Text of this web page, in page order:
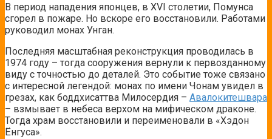
В период нападения японцев, в XVI столетии, Помунса
сгорел в пожаре. Но вскоре его восстановили. Работами
руководил монах Унган.
Последняя масштабная реконструкция проводилась в
1974 году – тогда сооружения вернули к первозданному
виду с точностью до деталей. Это событие тоже связано
с интересной легендой: монах по имени Чонам увидел в
грезах, как боддхисаттва Милосердия – Авалокитешвара
– взмывает в небеса верхом на мифическом драконе.
Тогда храм восстановили и переименовали в «Хэдон
Ёнгуса».